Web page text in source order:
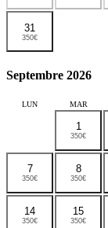
31
350€
Septembre 2026
LUN MAR
1
350€
7
350€
8
350€
14
350€
15
350€